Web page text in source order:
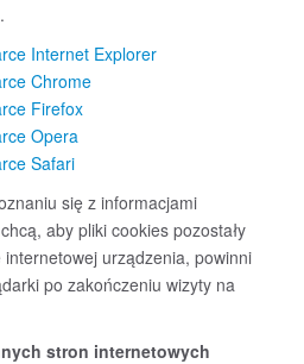
Internet Explorer
Chrome
Firefox
Opera
Safari
się z informacjami
aby pliki cookies pozostały
urządzenia, powinni
po zakończeniu wizyty na
stron internetowych